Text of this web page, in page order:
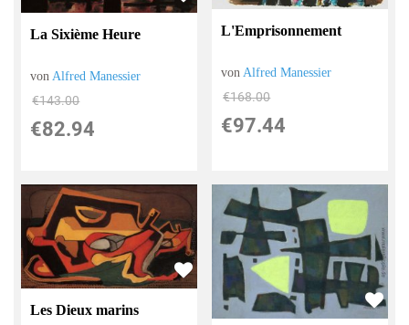
La Sixième Heure
von Alfred Manessier
€143.00
€82.94
L'Emprisonnement
vonAlfred Manessier
€168.00
€97.44
Les Dieux marins